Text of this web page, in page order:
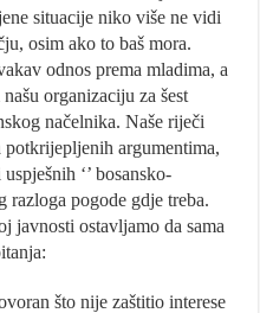
situacije niko više ne vidi
osim ako to baš mora.
odnos prema mladima, a
organizaciju za šest
načelnika. Naše riječi
potkrijepljenih argumentima,
‘’ bosansko-
razloga pogode gdje treba.
javnosti ostavljamo da sama
što nije zaštitio interese